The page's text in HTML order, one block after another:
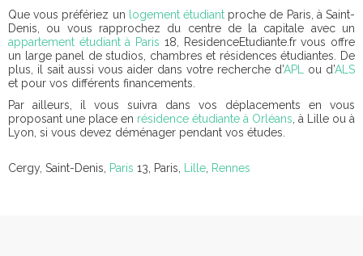
Que vous préfériez un
logement étudiant proche de Paris, à Saint-
Denis, ou vous rapprochez du centre de la capitale avec un
appartement étudiant à Paris 18, ResidenceEtudiante.fr vous offre
un large panel de studios, chambres et résidences étudiantes. De
plus, il sait aussi vous aider dans votre recherche d’APL ou d’ALS
et pour vos différents financements.
Par ailleurs, il vous suivra dans vos déplacements en vous
proposant une place en résidence étudiante à Orléans , à Lille ou à
Lyon, si vous devez déménager pendant vos études.
Cergy, Saint-Denis, Paris 13, Paris, Lille Rennes